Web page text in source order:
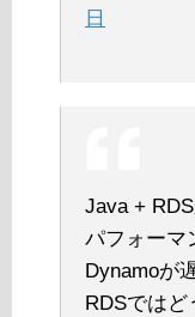
日
Java +
パフォーマ
Dynamoが
RDSではど